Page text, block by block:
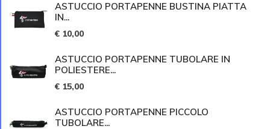
ASTUCCIO PORTAPENNE BUSTINA PIATTA
IN...
€ 10,00
ASTUCCIO PORTAPENNE TUBOLARE IN
POLIESTERE...
€ 15,00
ASTUCCIO PORTAPENNE PICCOLO
TUBOLARE...